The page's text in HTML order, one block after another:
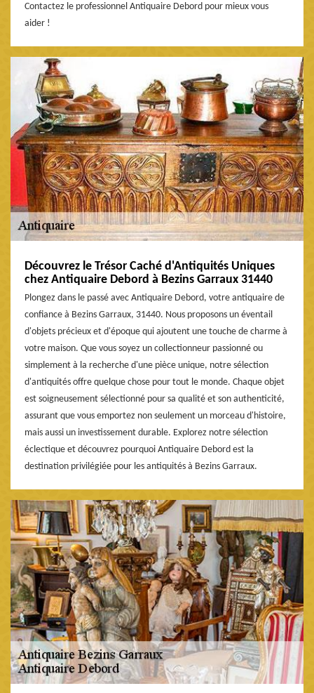
Contactez le professionnel Antiquaire Debord pour mieux vous
aider !
Découvrez le Trésor Caché d'Antiquités Uniques
chez Antiquaire Debord à Bezins Garraux 31440
Plongez dans le passé avec Antiquaire Debord, votre antiquaire de
confiance à Bezins Garraux, 31440. Nous proposons un éventail
d'objets précieux et d'époque qui ajoutent une touche de charme à
votre maison. Que vous soyez un collectionneur passionné ou
simplement à la recherche d'une pièce unique, notre sélection
d'antiquités offre quelque chose pour tout le monde. Chaque objet
est soigneusement sélectionné pour sa qualité et son authenticité,
assurant que vous emportez non seulement un morceau d'histoire,
mais aussi un investissement durable. Explorez notre sélection
éclectique et découvrez pourquoi Antiquaire Debord est la
destination privilégiée pour les antiquités à Bezins Garraux.